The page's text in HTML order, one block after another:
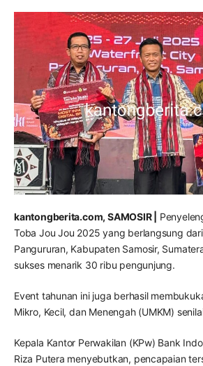
kantongberita.com, SAMOSIR |
Toba Jou Jou 2025 yang berlangsung
Pangururan, Kabupaten Samosir,
sukses menarik 30 ribu pengunjung.
Event tahunan ini juga berhasil
Mikro, Kecil, dan Menengah (UMKM)
Kepala Kantor Perwakilan (KPw) Bank
Riza Putera menyebutkan, pencapaian